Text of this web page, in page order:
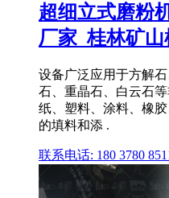
超细立式磨粉
厂家_桂林矿
设备广泛应用于方解
石、重晶石、白云石
纸、塑料、涂料、橡
的填料和添 .
联系电话: 180 3780